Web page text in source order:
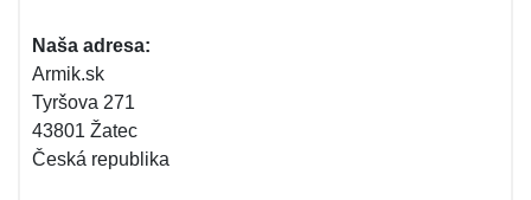
Naša adresa:
Armik.sk
Tyršova 271
43801 Žatec
Česká republika